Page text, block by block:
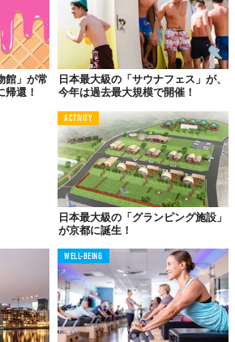
©アランチヲネ株式会社
館」が常
帰還！
日本最大級の「サウナフェス」が、
今年は過去最大規模で開催！
ACTIVITY
日本最大級の「グランピング施設」
が京都に誕生！
WELL-BEING